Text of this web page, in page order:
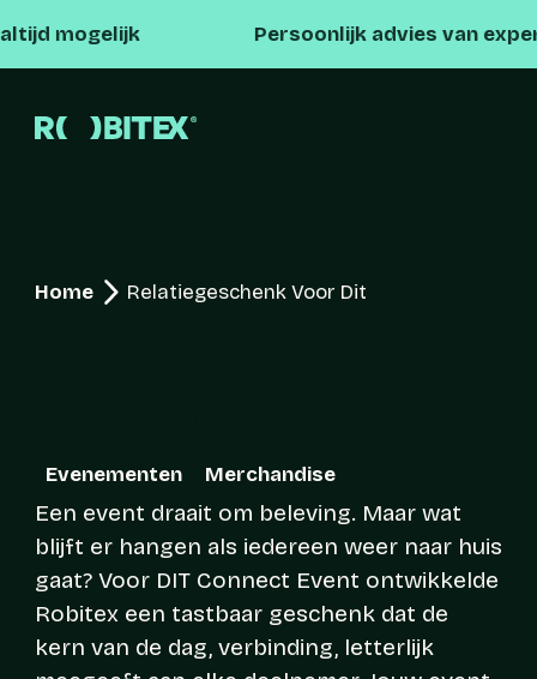
Persoonlijk advies van experts
Home Relatiegeschenk Voor Dit
Evenementen Merchandise
Een event draait om beleving. Maar wat
blijft er hangen als iedereen weer naar huis
gaat? Voor DIT Connect Event ontwikkelde
Robitex een tastbaar geschenk dat de
kern van de dag, verbinding, letterlijk